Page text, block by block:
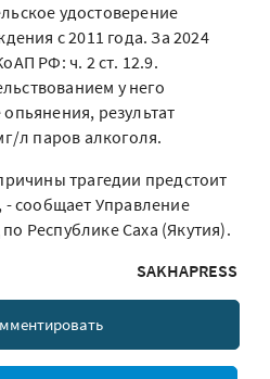
удостоверение
с 2011 года. За 2024
РФ: ч. 2 ст. 12.9.
у него
результат
л паров алкоголя.
трагедии предстоит
- сообщает Управление
Республике Саха (Якутия).
SAKHAPRESS